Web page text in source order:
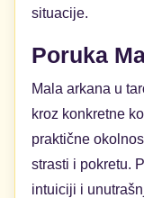
situacije.
Poruka
Mala arkana u
kroz konkretne
praktične
strasti i pokretu.
intuiciji i